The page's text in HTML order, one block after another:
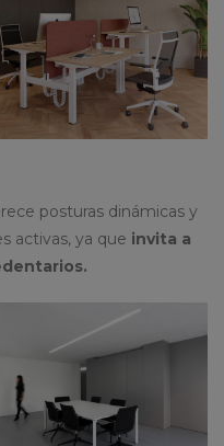
posturas dinámicas y
activas, ya que invita a